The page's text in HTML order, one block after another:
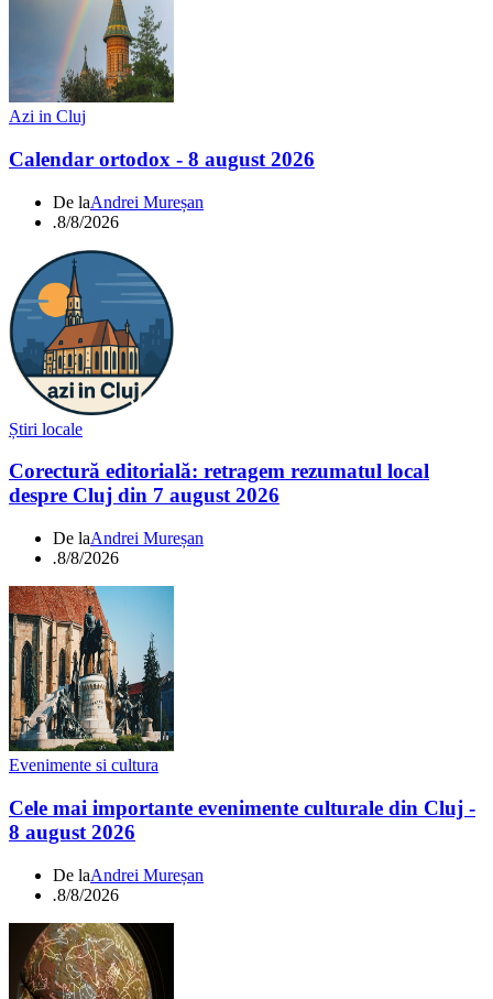
Azi in Cluj
Calendar ortodox - 8 august 2026
De laAndrei Mureșan
.8/8/2026
Știri locale
Corectură editorială: retragem rezumatul local
despre Cluj din 7 august 2026
De laAndrei Mureșan
.8/8/2026
Evenimente si cultura
Cele mai importante evenimente culturale din Cluj -
8 august 2026
De laAndrei Mureșan
.8/8/2026